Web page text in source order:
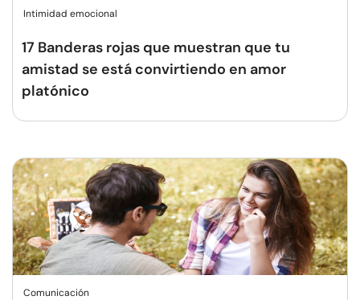
Intimidad emocional
17 Banderas rojas que muestran que tu
amistad se está convirtiendo en amor
platónico
Comunicación